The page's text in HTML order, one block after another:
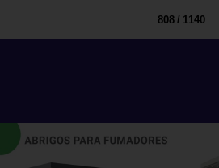
808 / 1140